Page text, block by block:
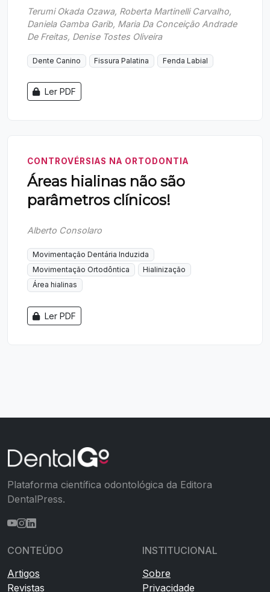
Terumi Okada Ozawa, Roberta Martinelli Carvalho,
Daniela Gamba Garib, Maria Da Conceição Andrade
De Freitas, Denise Tostes Oliveira
Dente Canino Fissura Palatina Fenda Labial
Ler PDF
CONTROVÉRSIAS NA ORTODONTIA
Áreas hialinas não são
parâmetros clínicos!
Alberto Consolaro
Movimentação Dentária Induzida
Movimentação Ortodôntica
Hialinização
Área hialinas
Ler PDF
Plataforma científica odontológica da Editora
DentalPress.
CONTEÚDO
Artigos
Revistas
INSTITUCIONAL
Sobre
Privacidade